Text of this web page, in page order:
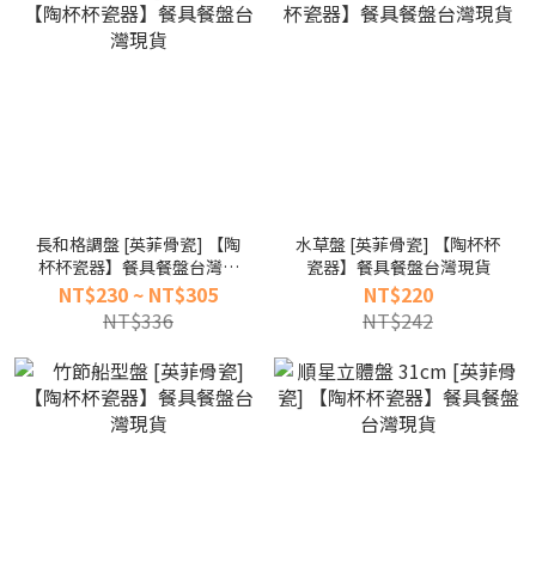
長和格調盤 [英菲骨瓷] 【陶
杯杯瓷器】餐具餐盤台灣現
貨
NT$230 ~ NT$305
NT$336
水草盤 [英菲骨瓷] 【陶杯杯
瓷器】餐具餐盤台灣現貨
NT$220
NT$242